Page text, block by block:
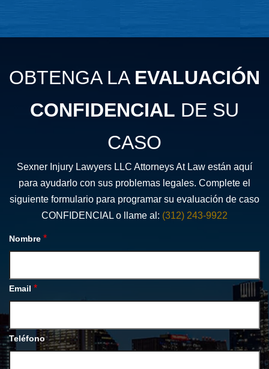
OBTENGA LA EVALUACIÓN
CONFIDENCIAL DE SU
CASO
Sexner Injury Lawyers LLC Attorneys At Law están aquí
para ayudarlo con sus problemas legales. Complete el
siguiente formulario para programar su evaluación de caso
CONFIDENCIAL o llame al: (312) 243-9922
Nombre *
Email *
Teléfono